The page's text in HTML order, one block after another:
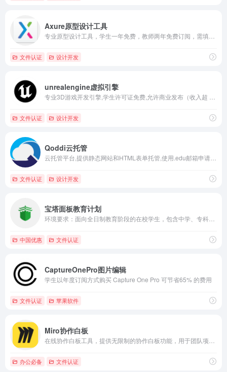
Axure原型设计工具
文件认证 设计开发
unrealengine虚拟引擎
文件认证 设计开发
Qoddi云托管
文件认证 设计开发
宝塔面板教育计划
中国优惠 文件认证
CaptureOnePro图片编辑
学生以年度订阅方式购买 Capture One Pro 可节省65% 的费用
文件认证 苹果软件
Miro协作白板
办公必备 文件认证